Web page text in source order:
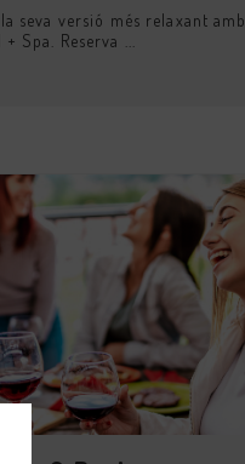
seva versió més relaxant amb
Spa. Reserva ...